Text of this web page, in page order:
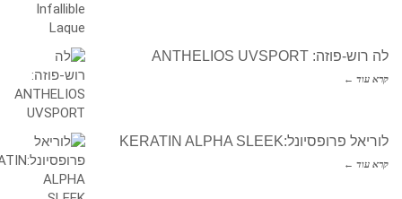
לה רוש-פוזה: ANTHELIOS UVSPORT
קרא עוד ←
לוריאל פרופסיונל:KERATIN ALPHA SLEEK
קרא עוד ←